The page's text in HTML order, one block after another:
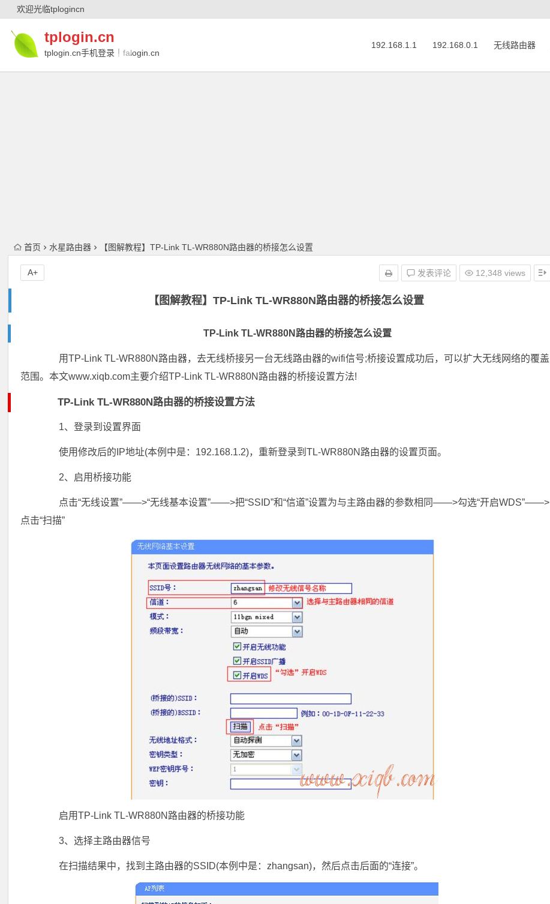
欢迎光临tplogincn
tplogin.cn
tplogin.cn手机登录｜falogin.cn
192.168.1.1 192.168.0.1 无线路由器
首页 水星路由器 【图解教程】TP-Link TL-WR880N路由器的桥接怎么设置
【图解教程】TP-Link TL-WR880N路由器的桥接怎么设置
发表评论 12,348 views
A+
TP-Link TL-WR880N路由器的桥接怎么设置
用TP-Link TL-WR880N路由器，去无线桥接另一台无线路由器的wifi信号;桥接设置成功后，可以扩大无线网络的覆盖
范围。本文www.xiqb.com主要介绍TP-Link TL-WR880N路由器的桥接设置方法!
TP-Link TL-WR880N路由器的桥接设置方法
1、登录到设置界面
使用修改后的IP地址(本例中是：192.168.1.2)，重新登录到TL-WR880N路由器的设置页面。
2、启用桥接功能
点击“无线设置”——>“无线基本设置”——>把“SSID”和“信道”设置为与主路由器的参数相同——>勾选“开启WDS”——>
点击“扫描”
启用TP-Link TL-WR880N路由器的桥接功能
3、选择主路由器信号
在扫描结果中，找到主路由器的SSID(本例中是：zhangsan)，然后点击后面的“连接”。